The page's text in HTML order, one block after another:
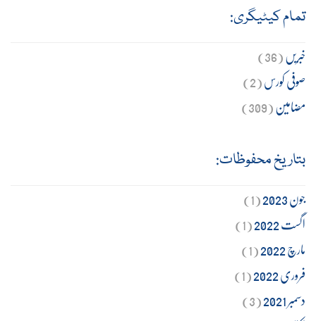
تمام کیٹیگری:
خبریں(36)
صوفی کورس(2)
مضامین(309)
بتاریخ محفوظات:
جون 2023
(1)
اگست 2022
(1)
مارچ 2022
(1)
فروری 2022
(1)
دسمبر 2021
(3)